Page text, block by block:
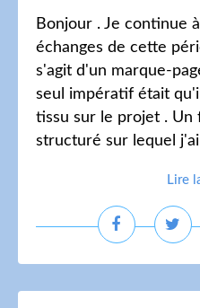
Bonjour . Je continue
échanges de cette
s'agit d'un marque-
seul impératif était
tissu sur le projet . Un
structuré sur lequel
Lire